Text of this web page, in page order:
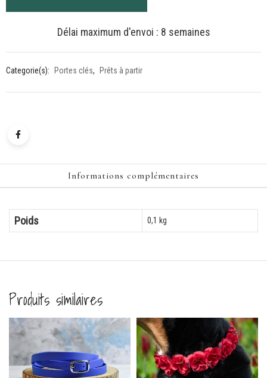
"Dog
Délai maximum d'envoi : 8 semaines
Categorie(s): Portes clés, Prêts à partir
Informations complémentaires
Poids 0,1 kg
Produits similaires
-21%